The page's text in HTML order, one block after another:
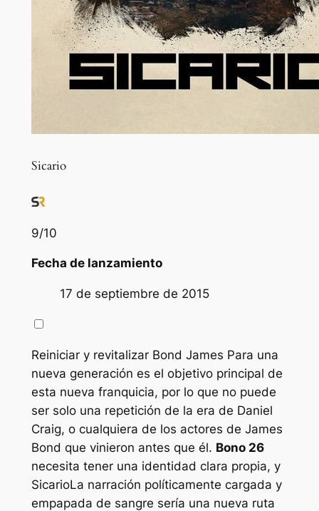
Sicario
9/10
Fecha de lanzamiento
17 de septiembre de 2015
Reiniciar y revitalizar Bond James Para una
nueva generación es el objetivo principal de
esta nueva franquicia, por lo que no puede
ser solo una repetición de la era de Daniel
Craig, o cualquiera de los actores de James
Bond que vinieron antes que él. Bono 26
necesita tener una identidad clara propia, y
SicarioLa narración políticamente cargada y
empapada de sangre sería una nueva ruta